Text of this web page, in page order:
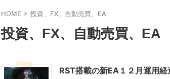
HOME > 投資、FX、自動売買、EA
投資、FX、自動売買、EA
RST搭載の新EA１２月運用経